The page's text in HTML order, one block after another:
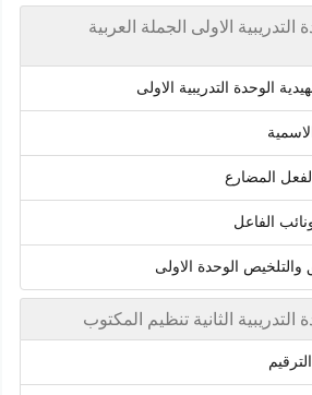
الاولى الجملة العربية
الوحدة التدريبية الاولى
المضارع
الفاعل
الوحدة الاولى
الثانية تنظيم المكتوب